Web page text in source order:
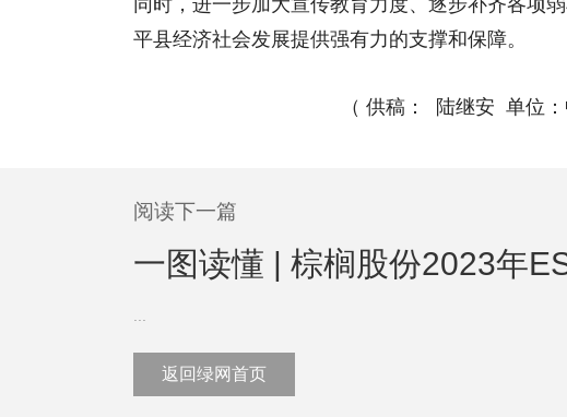
同时，进一步加大宣传教育力度、逐步补齐各项
平县经济社会发展提供强有力的支撑和保障。
（ 供稿： 陆继安 单位
阅读下一篇
一图读懂 | 棕榈股份2023年
返回绿网首页